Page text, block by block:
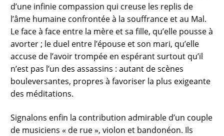
d’une infinie compassion qui creuse les replis de
l’âme humaine confrontée à la souffrance et au Mal.
Le face à face entre la mère et sa fille, qu’elle pousse à
avorter ; le duel entre l’épouse et son mari, qu’elle
accuse de l’avoir trompée en espérant surtout qu’il
n’est pas l’un des assassins : autant de scènes
bouleversantes, propres à favoriser la plus exigeante
des méditations.
Signalons enfin la contribution admirable d’un couple
de musiciens « de rue », violon et bandonéon. Ils